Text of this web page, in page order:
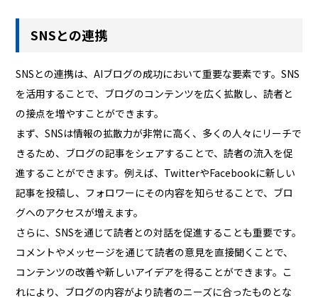
SNSとの連携
SNSとの連携は、AIブログの成功において重要な要素です。SNS
を活用することで、ブログのコンテンツを広く拡散し、読者と
の接点を増やすことができます。
まず、SNSは情報の拡散力が非常に高く、多くの人々にリーチで
きるため、ブログの記事をシェアすることで、読者の流入を促
進することができます。例えば、TwitterやFacebookに新しい
記事を投稿し、フォロワーにその内容を知らせることで、ブロ
グへのアクセスが増えます。
さらに、SNSを通じて読者との対話を促進することも重要です。
コメントやメッセージを通じて読者の意見を直接聞くことで、
コンテンツの改善や新しいアイデアを得ることができます。こ
れにより、ブログの内容がより読者のニーズに合ったものとな